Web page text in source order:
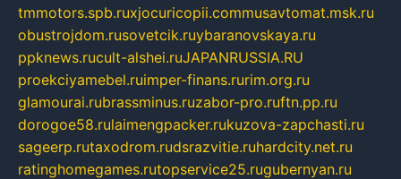
tmmotors.spb.ruxjocuricopii.commusavtomat.msk.ru
obustrojdom.rusovetcik.ruybaranovskaya.ru
ppknews.rucult-alshei.ruJAPANRUSSIA.RU
proekciyamebel.ruimper-finans.rurim.org.ru
glamourai.rubrassminus.ruzabor-pro.ruftn.pp.ru
dorogoe58.rulaimengpacker.rukuzova-zapchasti.ru
sageerp.rutaxodrom.rudsrazvitie.ruhardcity.net.ru
ratinghomegames.rutopservice25.rugubernyan.ru